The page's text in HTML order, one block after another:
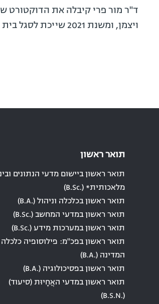
ויצמן, ומשנת 2021 שייכת לסגל בית הספר למדעי המחשב במכללה. המחקר שלה הוא בתחום האלגוריתמים המבוזרים.
תואר ראשון
תואר ראשון ביישום מדעי הנתונים
מלאכותית* (.B.Sc)
תואר ראשון בכלכלה וניהול (.B.A)
תואר ראשון במדעי המחשב (.B.Sc)
תואר ראשון במערכות מידע (.B.Sc)
תואר ראשון בפכ"מ: פילוסופיה
המדינה (.B.A)
תואר ראשון בפסיכולוגיה (.B.A)
תואר ראשון במדעי האֲחָיוּת (סיעוד)
(.B.S.N)